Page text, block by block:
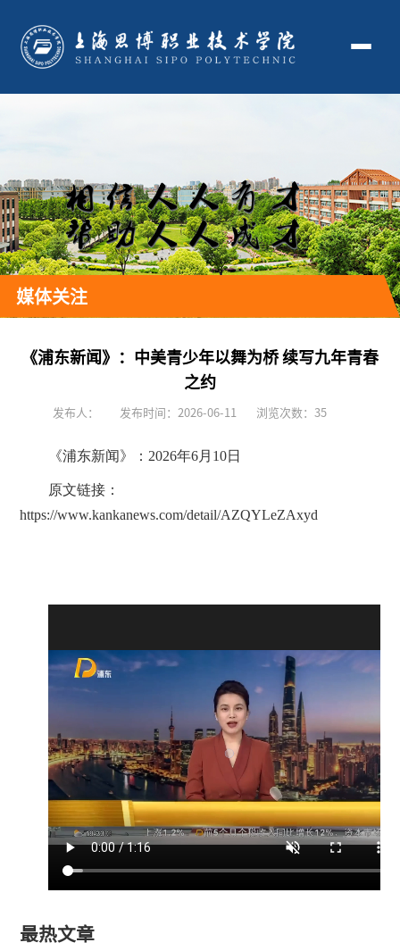
媒体关注
《浦东新闻》：中美青少年以舞为桥 续写九年青春
之约
发布人： 发布时间：2026-06-11 浏览次数： 35
《浦东新闻》：2026年6月10日
原文链接：
https://www.kankanews.com/detail/AZQYLeZAxyd
最热文章